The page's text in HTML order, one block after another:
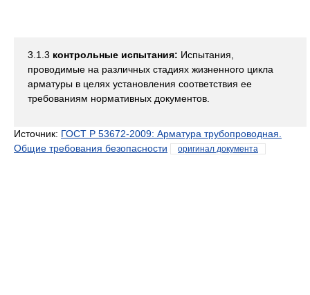
3.1.3 контрольные испытания: Испытания,
проводимые на различных стадиях жизненного цикла
арматуры в целях установления соответствия ее
требованиям нормативных документов.
Источник: ГОСТ Р 53672-2009: Арматура трубопроводная.
Общие требования безопасности
оригинал документа